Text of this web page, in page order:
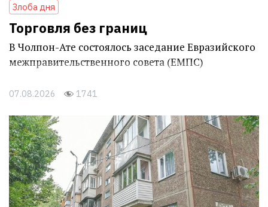
Злоба дня
Торговля без границ
В Чолпон-Ате состоялось заседание Евразийского
межправительственного совета (ЕМПС)
07.08.2026 1741